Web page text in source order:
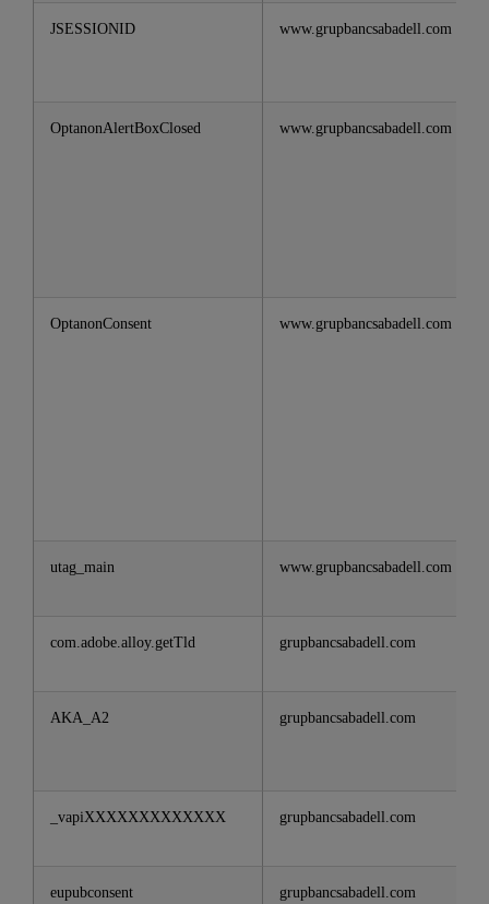
JSESSIONID www.grupbancsabadell.com
OptanonAlertBoxClosed www.grupbancsabadell.com
OptanonConsent www.grupbancsabadell.com
utag_main www.grupbancsabadell.com
com.adobe.alloy.getTld grupbancsabadell.com
AKA_A2 grupbancsabadell.com
_vapiXXXXXXXXXXXXX grupbancsabadell.com
eupubconsent grupbancsabadell.com